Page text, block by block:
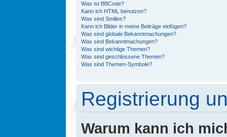
Was ist BBCode?
Kann ich HTML benutzen?
Was sind Smilies?
Kann ich Bilder in meine Beiträge einfügen?
Was sind globale Bekanntmachungen?
Was sind Bekanntmachungen?
Was sind wichtige Themen?
Was sind geschlossene Themen?
Was sind Themen-Symbole?
Registrierung
Warum kann ich